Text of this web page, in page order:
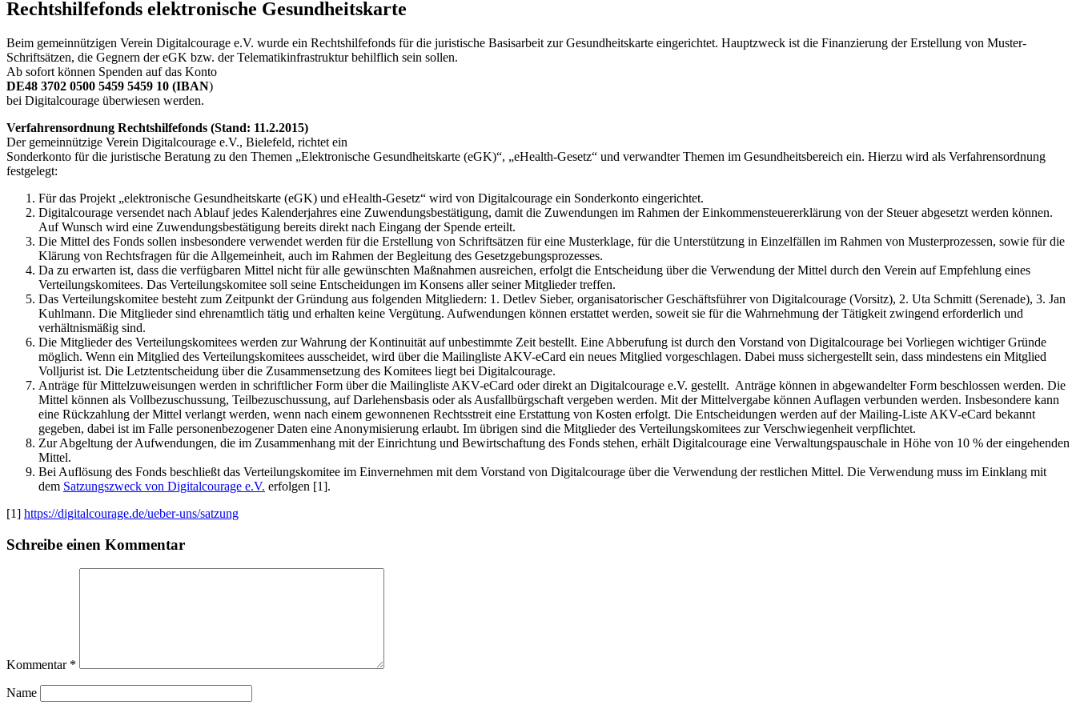
Rechtshilfefonds elektronische Gesundheitskarte
Beim gemeinnützigen Verein Digitalcourage e.V. wurde ein Rechtshilfefonds für die juristische Basisarbeit zur Gesundheitskarte eingerichtet. Hauptzweck ist die Finanzierung der Erstellung von Muster-
Schriftsätzen, die Gegnern der eGK bzw. der Telematikinfrastruktur behilflich sein sollen.
Ab sofort können Spenden auf das Konto
DE48 3702 0500 5459 5459 10 (IBAN)
bei Digitalcourage überwiesen werden.
Verfahrensordnung Rechtshilfefonds (Stand: 11.2.2015)
Der gemeinnützige Verein Digitalcourage e.V., Bielefeld, richtet ein
Sonderkonto für die juristische Beratung zu den Themen „Elektronische Gesundheitskarte (eGK)“, „eHealth-Gesetz“ und verwandter Themen im Gesundheitsbereich ein. Hierzu wird als Verfahrensordnung
festgelegt:
Für das Projekt „elektronische Gesundheitskarte (eGK) und eHealth-Gesetz“ wird von Digitalcourage ein Sonderkonto eingerichtet.
Digitalcourage versendet nach Ablauf jedes Kalenderjahres eine Zuwendungsbestätigung, damit die Zuwendungen im Rahmen der Einkommensteuererklärung von der Steuer abgesetzt werden können.
Auf Wunsch wird eine Zuwendungsbestätigung bereits direkt nach Eingang der Spende erteilt.
Die Mittel des Fonds sollen insbesondere verwendet werden für die Erstellung von Schriftsätzen für eine Musterklage, für die Unterstützung in Einzelfällen im Rahmen von Musterprozessen, sowie für die
Klärung von Rechtsfragen für die Allgemeinheit, auch im Rahmen der Begleitung des Gesetzgebungsprozesses.
Da zu erwarten ist, dass die verfügbaren Mittel nicht für alle gewünschten Maßnahmen ausreichen, erfolgt die Entscheidung über die Verwendung der Mittel durch den Verein auf Empfehlung eines
Verteilungskomitees. Das Verteilungskomitee soll seine Entscheidungen im Konsens aller seiner Mitglieder treffen.
Das Verteilungskomitee besteht zum Zeitpunkt der Gründung aus folgenden Mitgliedern: 1. Detlev Sieber, organisatorischer Geschäftsführer von Digitalcourage (Vorsitz), 2. Uta Schmitt (Serenade), 3. Jan
Kuhlmann. Die Mitglieder sind ehrenamtlich tätig und erhalten keine Vergütung. Aufwendungen können erstattet werden, soweit sie für die Wahrnehmung der Tätigkeit zwingend erforderlich und
verhältnismäßig sind.
Die Mitglieder des Verteilungskomitees werden zur Wahrung der Kontinuität auf unbestimmte Zeit bestellt. Eine Abberufung ist durch den Vorstand von Digitalcourage bei Vorliegen wichtiger Gründe
möglich. Wenn ein Mitglied des Verteilungskomitees ausscheidet, wird über die Mailingliste AKV-eCard ein neues Mitglied vorgeschlagen. Dabei muss sichergestellt sein, dass mindestens ein Mitglied
Volljurist ist. Die Letztentscheidung über die Zusammensetzung des Komitees liegt bei Digitalcourage.
Anträge für Mittelzuweisungen werden in schriftlicher Form über die Mailingliste AKV-eCard oder direkt an Digitalcourage e.V. gestellt. Anträge können in abgewandelter Form beschlossen werden. Die
Mittel können als Vollbezuschussung, Teilbezuschussung, auf Darlehensbasis oder als Ausfallbürgschaft vergeben werden. Mit der Mittelvergabe können Auflagen verbunden werden. Insbesondere kann
eine Rückzahlung der Mittel verlangt werden, wenn nach einem gewonnenen Rechtsstreit eine Erstattung von Kosten erfolgt. Die Entscheidungen werden auf der Mailing-Liste AKV-eCard bekannt
gegeben, dabei ist im Falle personenbezogener Daten eine Anonymisierung erlaubt. Im übrigen sind die Mitglieder des Verteilungskomitees zur Verschwiegenheit verpflichtet.
Zur Abgeltung der Aufwendungen, die im Zusammenhang mit der Einrichtung und Bewirtschaftung des Fonds stehen, erhält Digitalcourage eine Verwaltungspauschale in Höhe von 10 % der eingehenden
Mittel.
Bei Auflösung des Fonds beschließt das Verteilungskomitee im Einvernehmen mit dem Vorstand von Digitalcourage über die Verwendung der restlichen Mittel. Die Verwendung muss im Einklang mit
dem Satzungszweck von Digitalcourage e.V. erfolgen [1].
[1] https://digitalcourage.de/ueber-uns/satzung
Schreibe einen Kommentar
Kommentar *
Name